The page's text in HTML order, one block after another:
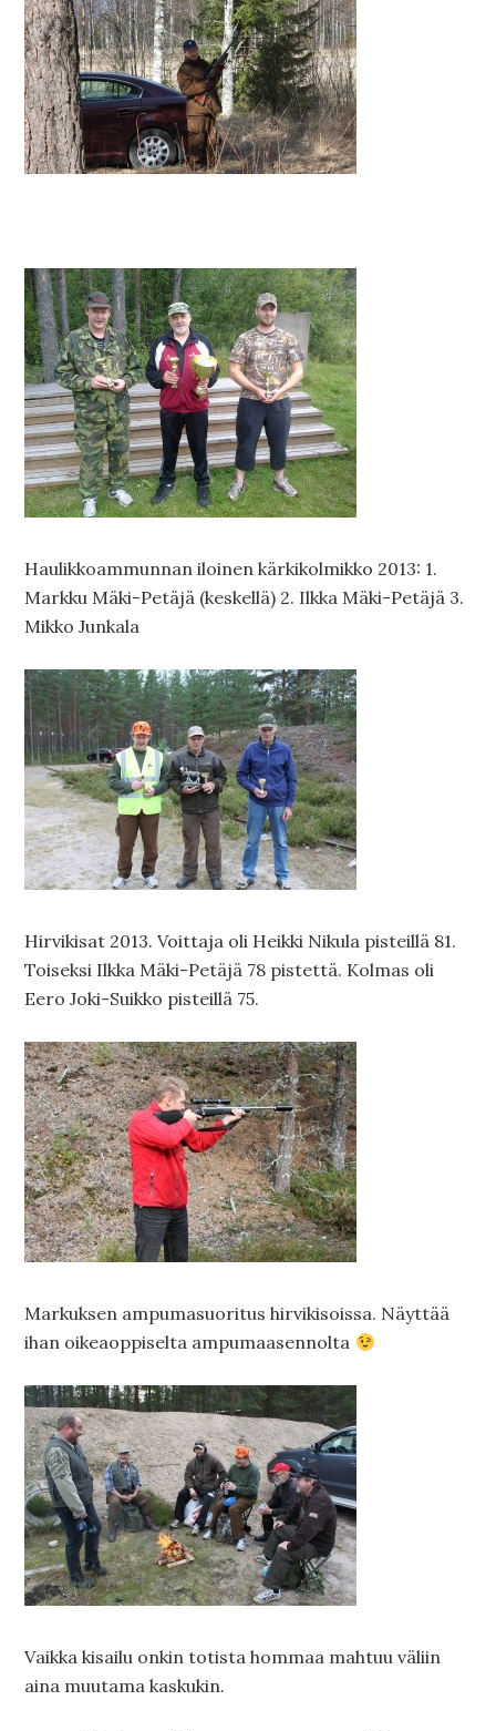
Haulikkoammunnan iloinen kärkikolmikko 2013: 1.
Markku Mäki-Petäjä (keskellä) 2. Ilkka Mäki-Petäjä 3.
Mikko Junkala
Hirvikisat 2013. Voittaja oli Heikki Nikula pisteillä 81.
Toiseksi Ilkka Mäki-Petäjä 78 pistettä. Kolmas oli
Eero Joki-Suikko pisteillä 75.
Markuksen ampumasuoritus hirvikisoissa. Näyttää
ihan oikeaoppiselta ampumaasennolta
Vaikka kisailu onkin totista hommaa mahtuu väliin
aina muutama kaskukin.